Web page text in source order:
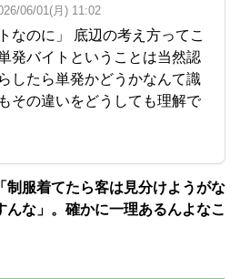
06/01(月) 11:02
なのに」 底辺の考え方ってこ
発バイトということは当然認
したら単発かどうかなんて識
その違いをどうしても理解で
服着てたら客は見分けようがな
んな」。確かに一理あるんよなこ